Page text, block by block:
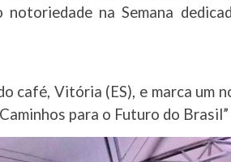
na Semana
café, Vitória (ES), e marca um
para o Futuro do Brasil”